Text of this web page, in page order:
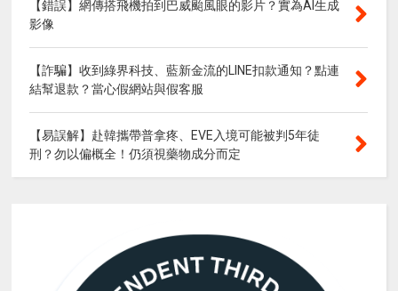
【錯誤】網傳搭飛機拍到巴威颱風眼的影片？實為AI生成
影像
【詐騙】收到綠界科技、藍新金流的LINE扣款通知？點連
結幫退款？當心假網站與假客服
【易誤解】赴韓攜帶普拿疼、EVE入境可能被判5年徒
刑？勿以偏概全！仍須視藥物成分而定